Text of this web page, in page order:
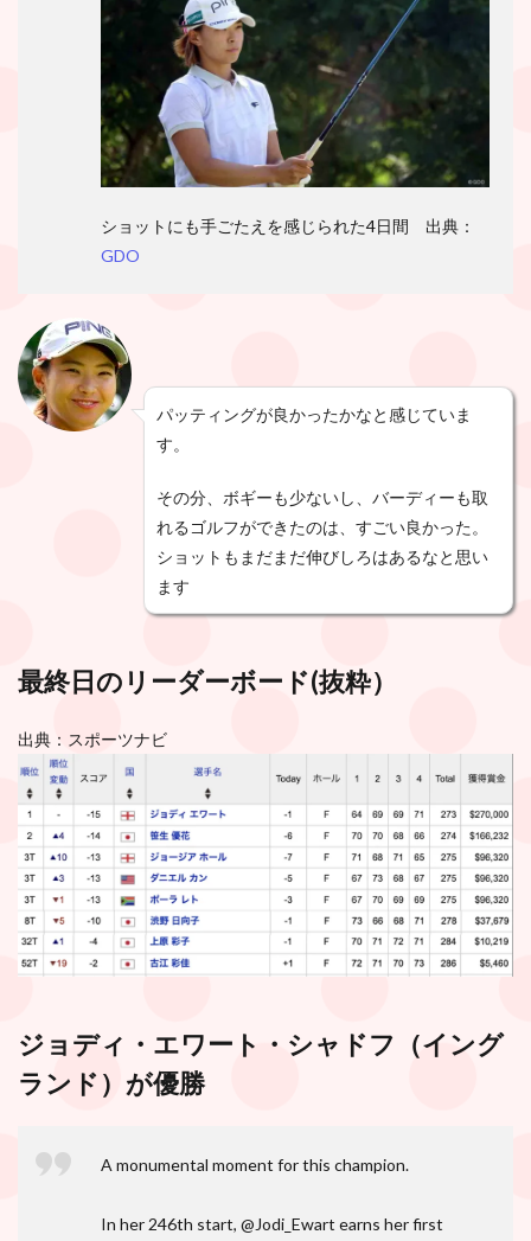
ショットにも手ごたえを感じられた4日間 出典：
GDO
パッティングが良かったかなと感じていま
す。
その分、ボギーも少ないし、バーディーも取
れるゴルフができたのは、すごい良かった。
ショットもまだまだ伸びしろはあるなと思い
ます
最終日のリーダーボード(抜粋）
出典：スポーツナビ
ジョディ・エワート・シャドフ（イング
ランド）が優勝
A monumental moment for this champion.
In her 246th start, @Jodi_Ewart earns her first